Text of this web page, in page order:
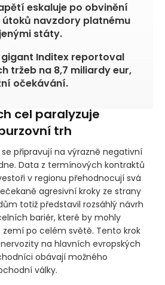
eskaluje po obvinění
útoků navzdory platnému
státy.
Inditex reportoval
tržeb na 8,7 miliardy eur,
očekávání.
cel paralyzuje
trh
připravují na výrazně negativní
Data z termínových kontraktů
v regionu přehodnocují svá
agresivní kroky ze strany
totiž představil rozsáhlý návrh
bariér, které by mohly
zemí po celém světě. Tento krok
na hlavních evropských
obávají možného
války.